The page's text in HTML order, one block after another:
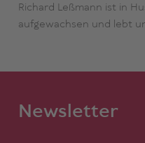
Richard Leßmann ist in
aufgewachsen und lebt
Newsletter